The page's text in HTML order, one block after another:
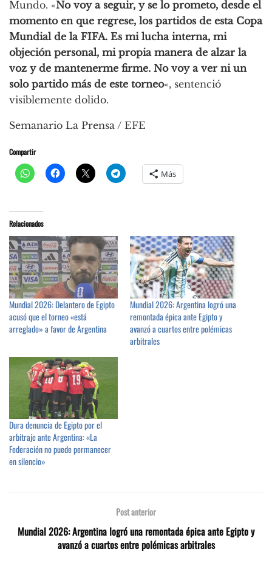
Mundo. «No voy a seguir, y se lo prometo, desde el
momento en que regrese, los partidos de esta Copa
Mundial de la FIFA. Es mi lucha interna, mi
objeción personal, mi propia manera de alzar la
voz y de mantenerme firme. No voy a ver ni un
solo partido más de este torneo«, sentenció
visiblemente dolido.
Semanario La Prensa / EFE
Compartir
Más
Relacionados
Mundial 2026: Delantero de Egipto
acusó que el torneo «está
arreglado» a favor de Argentina
Mundial 2026: Argentina logró una
remontada épica ante Egipto y
avanzó a cuartos entre polémicas
arbitrales
Dura denuncia de Egipto por el
arbitraje ante Argentina: «La
Federación no puede permanecer
en silencio»
Post anterior
Mundial 2026: Argentina logró una remontada épica ante Egipto y
avanzó a cuartos entre polémicas arbitrales